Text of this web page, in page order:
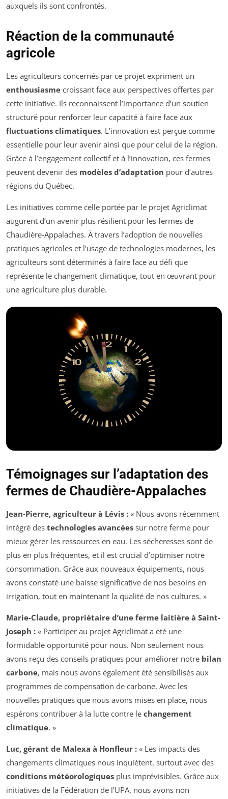
auxquels ils sont confrontés.
Réaction de la communauté
agricole
Les agriculteurs concernés par ce projet expriment un
enthousiasme croissant face aux perspectives offertes par
cette initiative. Ils reconnaissent l’importance d’un soutien
structuré pour renforcer leur capacité à faire face aux
fluctuations climatiques. L’innovation est perçue comme
essentielle pour leur avenir ainsi que pour celui de la région.
Grâce à l’engagement collectif et à l’innovation, ces fermes
peuvent devenir des modèles d’adaptation pour d’autres
régions du Québec.
Les initiatives comme celle portée par le projet Agriclimat
augurent d’un avenir plus résilient pour les fermes de
Chaudière-Appalaches. À travers l’adoption de nouvelles
pratiques agricoles et l’usage de technologies modernes, les
agriculteurs sont déterminés à faire face au défi que
représente le changement climatique, tout en œuvrant pour
une agriculture plus durable.
Témoignages sur l’adaptation des
fermes de Chaudière-Appalaches
Jean-Pierre, agriculteur à Lévis : « Nous avons récemment
intégré des technologies avancées sur notre ferme pour
mieux gérer les ressources en eau. Les sécheresses sont de
plus en plus fréquentes, et il est crucial d’optimiser notre
consommation. Grâce aux nouveaux équipements, nous
avons constaté une baisse significative de nos besoins en
irrigation, tout en maintenant la qualité de nos cultures. »
Marie-Claude, propriétaire d’une ferme laitière à Saint-
Joseph : « Participer au projet Agriclimat a été une
formidable opportunité pour nous. Non seulement nous
avons reçu des conseils pratiques pour améliorer notre bilan
carbone, mais nous avons également été sensibilisés aux
programmes de compensation de carbone. Avec les
nouvelles pratiques que nous avons mises en place, nous
espérons contribuer à la lutte contre le changement
climatique. »
Luc, gérant de Malexa à Honfleur : « Les impacts des
changements climatiques nous inquiètent, surtout avec des
conditions météorologiques plus imprévisibles. Grâce aux
initiatives de la Fédération de l’UPA, nous avons non